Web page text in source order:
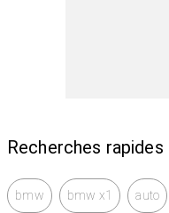
Recherches rapides
bmw bmw x1 auto